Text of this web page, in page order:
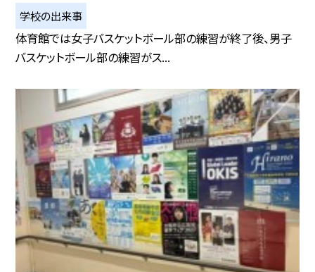
学校の出来事
体育館では女子バスケットボール部の練習が終了後、男子
バスケットボール部の練習がス...